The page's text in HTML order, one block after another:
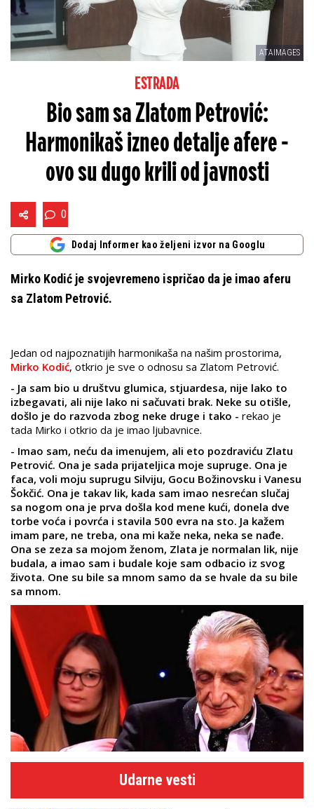
ATAIMAGES
ESTRADA
Bio sam sa Zlatom Petrović:
Harmonikaš izneo detalje afere -
ovo su dugo krili od javnosti
0
Dodaj Informer kao željeni izvor na Googlu
Mirko Kodić je svojevremeno ispričao da je imao aferu
sa Zlatom Petrović.
Jedan od najpoznatijih harmonikaša na našim prostorima,
Mirko Kodić, otkrio je sve o odnosu sa Zlatom Petrović.
- Ja sam bio u društvu glumica, stjuardesa, nije lako to
izbegavati, ali nije lako ni sačuvati brak. Neke su otišle,
došlo je do razvoda zbog neke druge i tako - rekao je
tada Mirko i otkrio da je imao ljubavnice.
- Imao sam, neću da imenujem, ali eto pozdraviću Zlatu
Petrović. Ona je sada prijateljica moje supruge. Ona je
faca, voli moju suprugu Silviju, Gocu Božinovsku i Vanesu
Šokčić. Ona je takav lik, kada sam imao nesrećan slučaj
sa nogom ona je prva došla kod mene kući, donela dve
torbe voća i povrća i stavila 500 evra na sto. Ja kažem
imam pare, ne treba, ona mi kaže neka, neka se nađe.
Ona se zeza sa mojom ženom, Zlata je normalan lik, nije
budala, a imao sam i budale koje sam odbacio iz svog
života. One su bile sa mnom samo da se hvale da su bile
sa mnom.
Udarne vesti